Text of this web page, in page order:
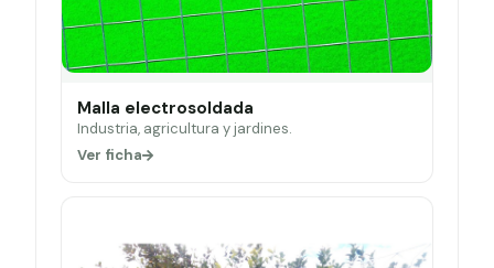
Malla electrosoldada
Industria, agricultura y jardines.
Ver ficha